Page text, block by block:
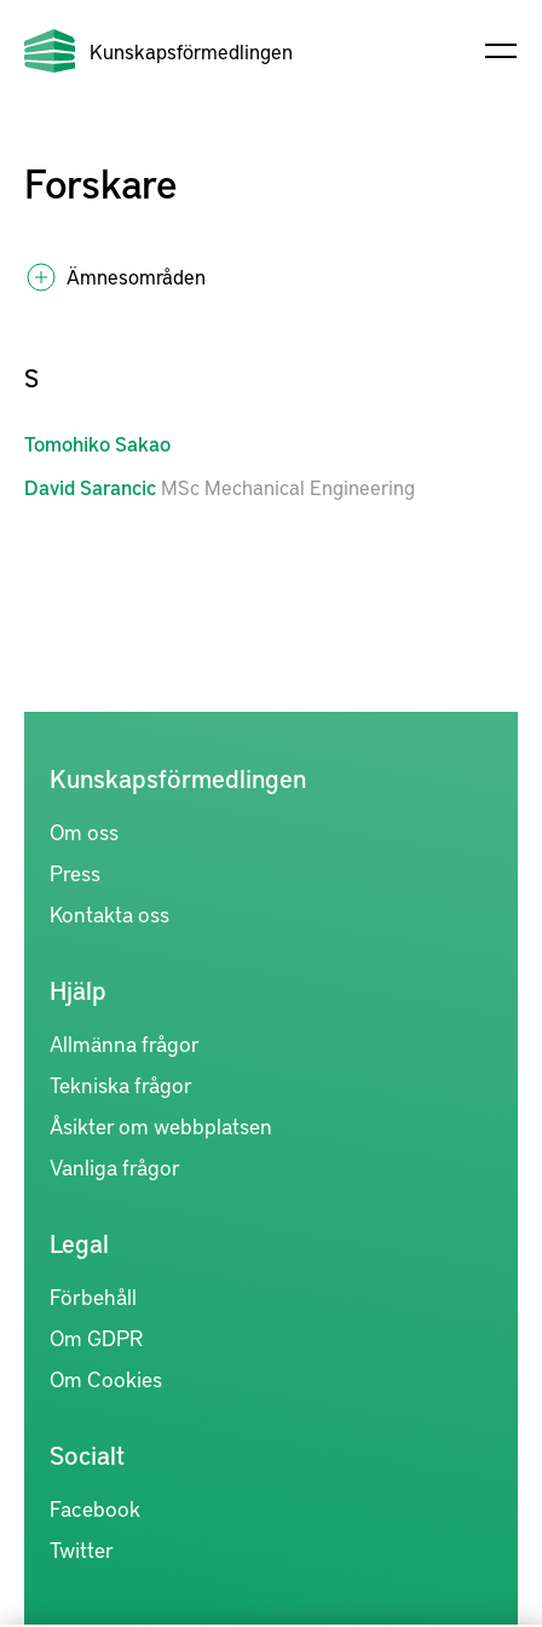
Kunskapsförmedlingen
Forskare
Ämnesområden
S
TomohikoSakao
DavidSarancic MSc Mechanical Engineering
Kunskapsförmedlingen
Om oss
Press
Kontakta oss
Hjälp
Allmänna frågor
Tekniska frågor
Åsikter om webbplatsen
Vanliga frågor
Legal
Förbehåll
Om GDPR
Om Cookies
Socialt
Facebook
Twitter